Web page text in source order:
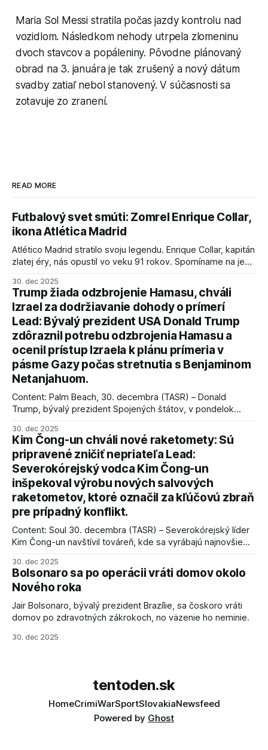
Maria Sol Messi stratila počas jazdy kontrolu nad
vozidlom. Následkom nehody utrpela zlomeninu
dvoch stavcov a popáleniny. Pôvodne plánovaný
obrad na 3. januára je tak zrušený a nový dátum
svadby zatiaľ nebol stanovený. V súčasnosti sa
zotavuje zo zranení.
READ MORE
Futbalový svet smúti: Zomrel Enrique Collar,
ikona Atlética Madrid
Atlético Madrid stratilo svoju legendu. Enrique Collar, kapitán
zlatej éry, nás opustil vo veku 91 rokov. Spomíname na jeho
30. dec 2025
Trump žiada odzbrojenie Hamasu, chváli
Izrael za dodržiavanie dohody o prímerí
Lead: Bývalý prezident USA Donald Trump
zdôraznil potrebu odzbrojenia Hamasu a
ocenil prístup Izraela k plánu prímeria v
pásme Gazy počas stretnutia s Benjaminom
Netanjahuom.
Content: Palm Beach, 30. decembra (TASR) – Donald
Trump, bývalý prezident Spojených štátov, v pondelok
kľúčové pre úspešné dosiahnutie prímeria v Gaze. Agentúra
AFP informuje, že Trump vyjadril presvedčenie, že Izrael plní
podmienky dohody o prí
30. dec 2025
Kim Čong-un chváli nové raketomety: Sú
pripravené zničiť nepriateľa Lead:
Severokórejský vodca Kim Čong-un
inšpekoval výrobu nových salvových
raketometov, ktoré označil za kľúčovú zbraň
pre prípadný konflikt.
Content: Soul 30. decembra (TASR) – Severokórejský líder
Kim Čong-un navštívil továreň, kde sa vyrábajú najnovšie
schopnosti. Informovali o tom štátne médiá KĽDR, na ktoré
sa odvoláva agentúra AFP.
30. dec 2025
Bolsonaro sa po operácii vráti domov okolo
Nového roka
Jair Bolsonaro, bývalý prezident Brazílie, sa čoskoro vráti
domov po zdravotných zákrokoch, no väzenie ho neminie.
30. dec 2025
tentoden.sk
HomeCrimiWarSportSlovakiaNewsfeed
Powered by Ghost